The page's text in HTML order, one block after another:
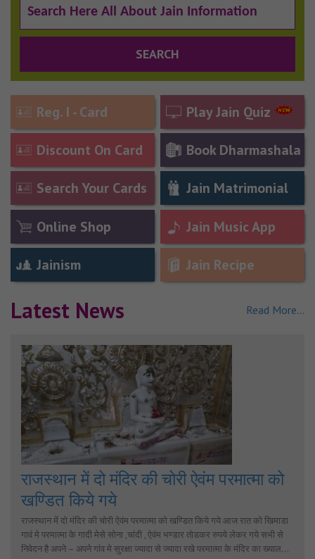
Reg. I - Card Play Jain Quiz
Discount On Card Book Dharmashala
Search Your Cards Jain Matrimonial
Online Shop Jain Music App
Jainism Jain Recipe
Latest News Read More...
राजस्थान में दो मंदिर की चोरी ऐवंम परमात्मा को
खण्डित किये गये
राजस्थान में दो मंदिर की चोरी ऐवंम परमात्मा को खण्डित किये गये आज रात को खिमाडा
गावं मे परमात्मा के गादी मेसे सोना ,चांदी , ऐवंम भण्डार तोडकर रुपये लेकर गये सभी से
निवेदन है अपने – अपने गांव मे सुरक्षा ज्यादा से ज्यादा रखे परमात्मा के मंदिर का ख्याल…